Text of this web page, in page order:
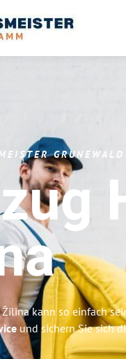
GRUNEWALD
kann so einfach
und sichern Sie sich